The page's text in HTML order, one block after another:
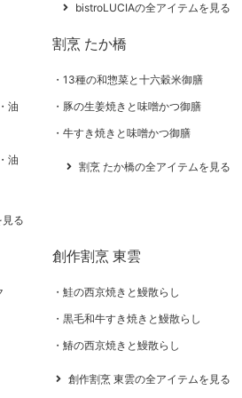
bistroLUCIAの全アイテムを見る
油
油
る
割烹 たか橋
13種の和惣菜と十六穀米御膳
豚の生姜焼きと味噌かつ御膳
牛すき焼きと味噌かつ御膳
割烹 たか橋の全アイテムを見る
創作割烹 東雲
鮭の西京焼きと鰻散らし
黒毛和牛すき焼きと鰻散らし
鰆の西京焼きと鰻散らし
創作割烹 東雲の全アイテムを見る